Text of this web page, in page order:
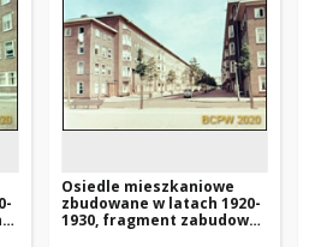
Osiedle mieszkaniowe
zbudowane w latach 1920-
1930, fragment zabudowy,